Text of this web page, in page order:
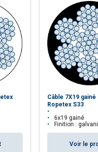
Câble 7X19
Ropetex S33
6x19 gainé
Finition :
Voir le